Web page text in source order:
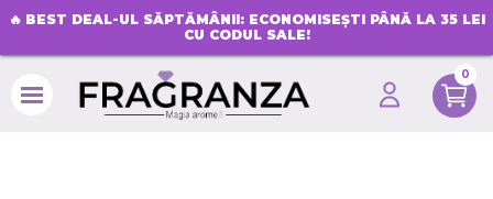
🔥 BEST DEAL-UL SĂPTĂMÂNII: ECONOMISEȘTI PÂNĂ LA 35 LEI
CU CODUL SALE!
0